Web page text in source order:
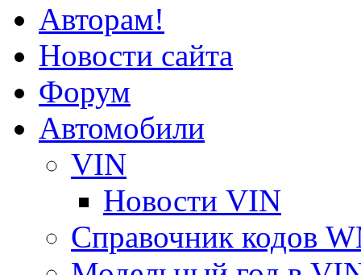
Авторам!
Новости сайта
Форум
Автомобили
VIN
Новости VIN
Справочник кодов